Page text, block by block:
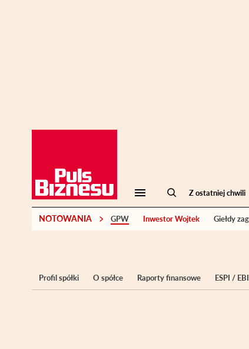
Z ostatniej chwili
NOTOWANIA GPW Inwestor Wojtek Giełdy
Profil spółki O spółce Raporty finansowe ESPI /